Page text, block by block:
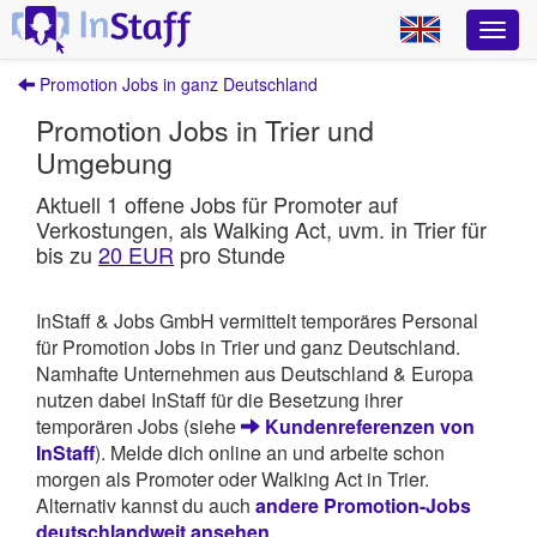
Promotion Jobs in ganz Deutschland
Promotion Jobs in Trier und
Umgebung
Aktuell 1 offene Jobs für Promoter auf
Verkostungen, als Walking Act, uvm. in Trier für
bis zu 20 EUR pro Stunde
InStaff & Jobs GmbH vermittelt temporäres Personal
für Promotion Jobs in Trier und ganz Deutschland.
Namhafte Unternehmen aus Deutschland & Europa
nutzen dabei InStaff für die Besetzung ihrer
temporären Jobs (siehe
Kundenreferenzen von
InStaff). Melde dich online an und arbeite schon
morgen als Promoter oder Walking Act in Trier.
Alternativ kannst du auch andere Promotion-Jobs